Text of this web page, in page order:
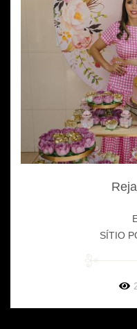
SÍTIO